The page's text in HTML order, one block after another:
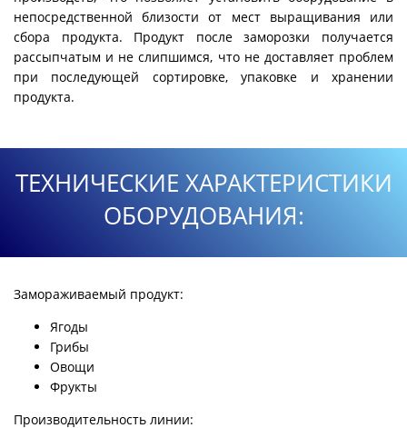
непосредственной близости от мест выращивания или
сбора продукта. Продукт после заморозки получается
рассыпчатым и не слипшимся, что не доставляет проблем
при последующей сортировке, упаковке и хранении
продукта.
ТЕХНИЧЕСКИЕ ХАРАКТЕРИСТИКИ
ОБОРУДОВАНИЯ:
Замораживаемый продукт:
Ягоды
Грибы
Овощи
Фрукты
Производительность линии: